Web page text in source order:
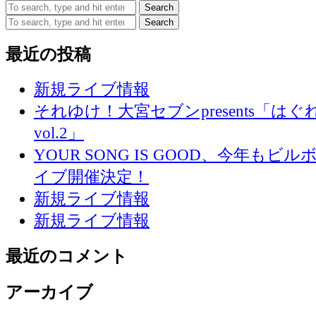
Search
Search
最近の投稿
新規ライブ情報
それゆけ！大宮セブンpresents「はぐ
vol.2」
YOUR SONG IS GOOD、今年もビル
イブ開催決定！
新規ライブ情報
新規ライブ情報
最近のコメント
アーカイブ